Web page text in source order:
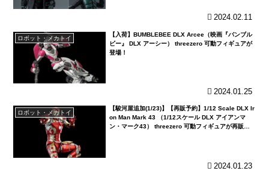
2024.02.11
ロボット・メカトイ
【入荷】BUMBLEBEE DLX Arcee（映画『バンブル
ビー』 DLX アーシー） threezero 可動フィギュアが
登場！
2024.01.25
ロボット・メカトイ
【駿河屋追加(1/23)】【再販予約】1/12 Scale DLX Ir
on Man Mark 43 （1/12スケール DLX アイアンマ
ン・マーク43） threezero 可動フィギュアが再販予
2024.01.23